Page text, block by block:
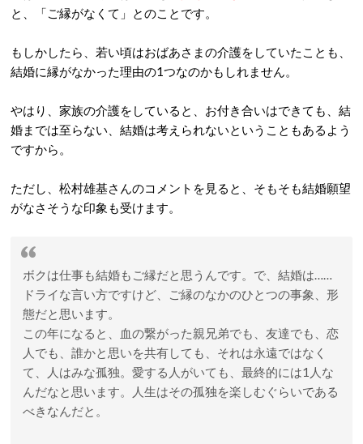
と、「ご縁がなくて」とのことです。
もしかしたら、若い頃はおばあさまの介護をしていたことも、
結婚に縁がなかった理由の1つなのかもしれません。
やはり、家族の介護をしていると、お付き合いはできても、結
婚までは至らない、結婚は考えられないということもあるよう
ですから。
ただし、松村雄基さんのコメントを見ると、そもそも結婚願望
がなさそうな印象も受けます。
ボクは仕事も結婚もご縁だと思うんです。で、結婚は……
ドライな言い方ですけど、ご縁のなかのひとつの事象、形
態だと思います。
この年になると、血の繋がった親兄弟でも、友達でも、恋
人でも、誰かと思いを共有しても、それは永遠ではなく
て、人はみな孤独。愛する人がいても、最終的には1人な
んだなと思います。人生はその孤独を楽しむぐらいである
べきなんだと。